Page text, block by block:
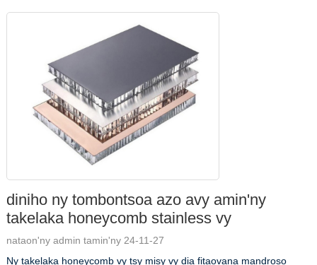
diniho ny tombontsoa azo avy amin'ny
takelaka honeycomb stainless vy
nataon'ny admin tamin'ny 24-11-27
Ny takelaka honeycomb vy tsy misy vy dia fitaovana mandroso